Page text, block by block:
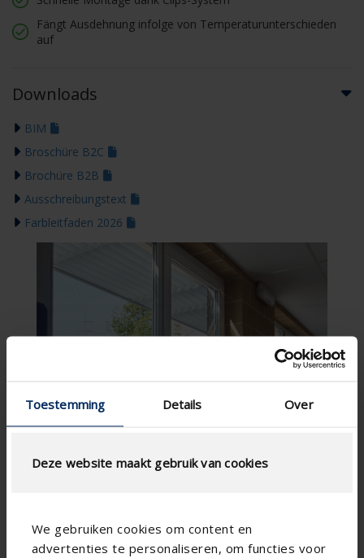
Toestemming Details Over
Deze website maakt gebruik van cookies
We gebruiken cookies om content en
advertenties te personaliseren, om functies voor
Fängt Ausdehnung infolge von Temperaturunterschieden
auf
Downloads
BIM
Broschüre B2C
Brochüre B2B
Ausschreibungstext
Farbleitfaden 2026